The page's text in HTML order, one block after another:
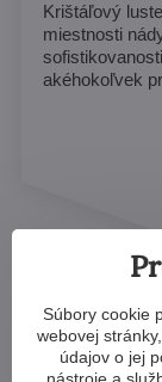
Krištáľový
miestnosti
akéhokoľvek
Súbory cookie
webovej
údajov o jej
nástroje a